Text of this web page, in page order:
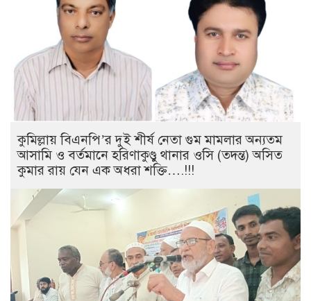
কুমিল্লায় বিএনপি’র দুই শীর্ষ নেতা গুম মামলার অন্যতম
আসামি ও বর্তমানে হরিণাকুণ্ডু থানার ওসি (তদন্ত) অসিত
কুমার রায় যেন এক অধরা শক্তি….!!!